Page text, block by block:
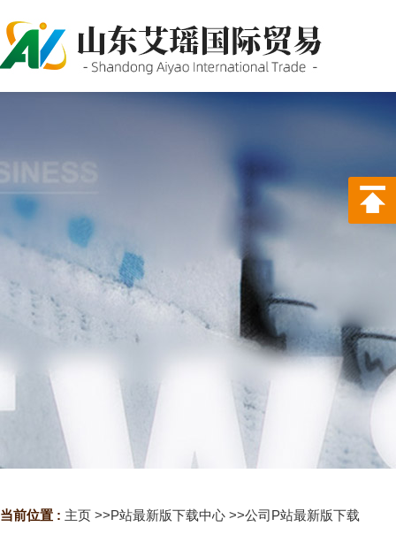
PROBURN手机网页版,P站最新
版下载,PORNHUB免登录版APP
下载
当前位置 : 主页 >>P站最新版下载中心 >>公司P站最新版下载